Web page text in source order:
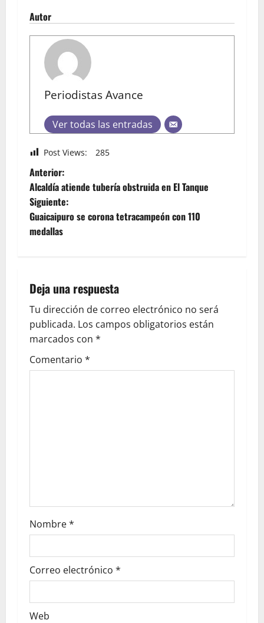
Autor
Periodistas Avance
Ver todas las entradas
Post Views: 285
Anterior:
Alcaldía atiende tubería obstruida en El Tanque
Siguiente:
Guaicaipuro se corona tetracampeón con 110
medallas
Deja una respuesta
Tu dirección de correo electrónico no será
publicada. Los campos obligatorios están
marcados con *
Comentario *
Nombre*
Correo electrónico *
Web